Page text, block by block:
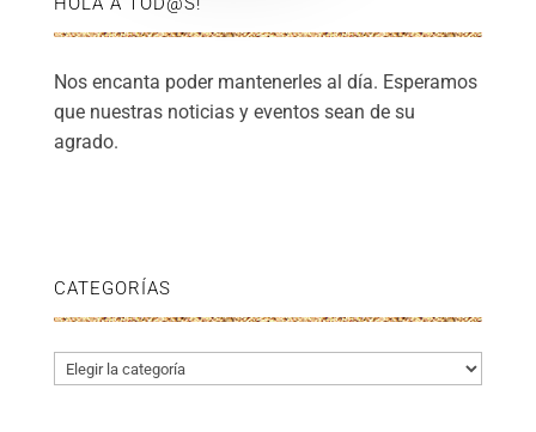
Nos encanta poder mantenerles al día. Esperamos
que nuestras noticias y eventos sean de su
agrado.
CATEGORÍAS
Categorías